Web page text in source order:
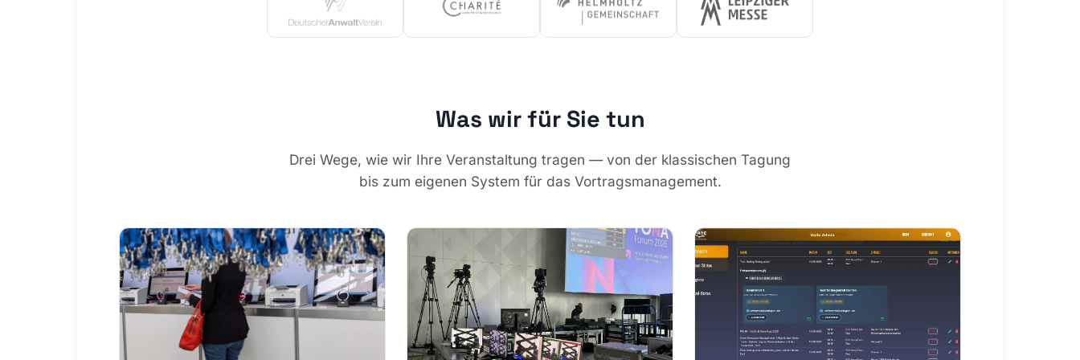
Was wir für Sie tun
Drei Wege, wie wir Ihre Veranstaltung tragen — von der klassischen Tagung
bis zum eigenen System für das Vortragsmanagement.